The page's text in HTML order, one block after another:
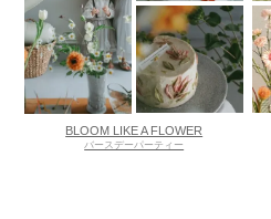
BLOOM LIKE A FLOWER
バースデーパーティー